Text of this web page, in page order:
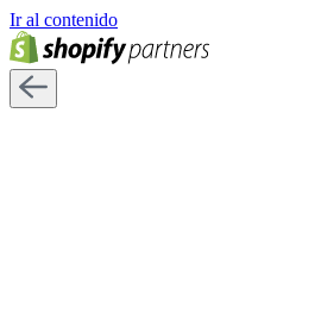
Ir al contenido